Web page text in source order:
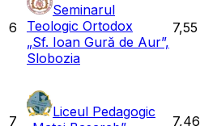
6
Seminarul
Teologic Ortodox
„Sf. Ioan Gură de Aur”,
Slobozia
7,55
7
Liceul Pedagogic
7,46